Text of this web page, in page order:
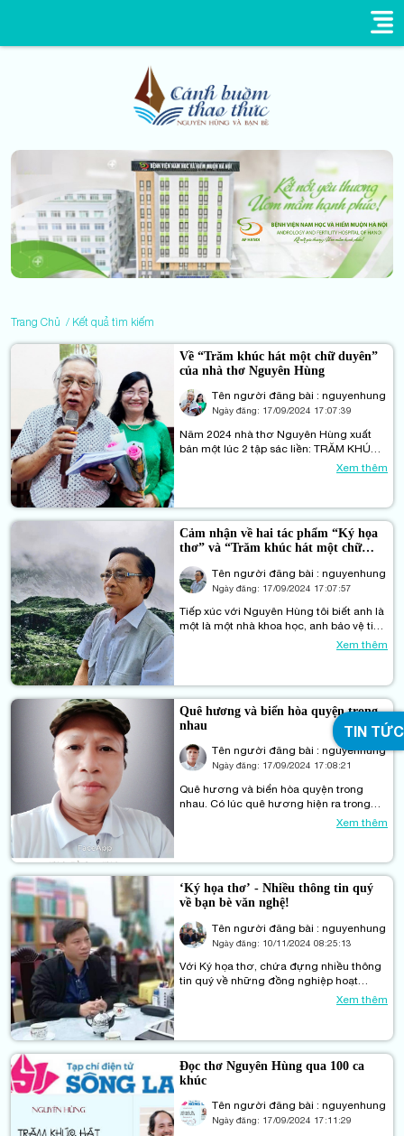
TIN TỨC
Trang Chủ Kết quả tìm kiếm
Về “Trăm khúc hát một chữ duyên”
của nhà thơ Nguyên Hùng
Tên người đăng bài : nguyenhung
Ngày đăng: 17/09/2024 17:07:39
Năm 2024 nhà thơ Nguyên Hùng xuất
bản một lúc 2 tập sác liền: TRĂM KHÚC
HÁT MỘT CHỮ DUYÊN và KÝ HOẠ THƠ.
Cả hai tập thơ đều tạo được tiếng vang
quan tâm. TRĂM KHÚC HÁT MỘT CHỮ
DUYÊN là tập thơ – nhạc gồm 81 ca khúc
của các nhạc sĩ phổ thơ anh.
Xem thêm
Cảm nhận về hai tác phẩm “Ký họa
thơ” và “Trăm khúc hát một chữ
Tên người đăng bài : nguyenhung
Ngày đăng: 17/09/2024 17:07:57
Tiếp xúc với Nguyên Hùng tôi biết anh là
một là một nhà khoa học, anh bảo vệ tiến
sỹ tại Liên bang Nga và đã có thời gian
nhận và đọc hai tác phâm “Ký họa thơ”
và “Trăm khúc hát một chữ duyên”, tôi
đã ngạc nhiên.
Xem thêm
Quê hương và biển hòa quyện trong
nhau
Tên người đăng bài : nguyenhung
Ngày đăng: 17/09/2024 17:08:21
Quê hương và biển hòa quyện trong
nhau. Có lúc quê hương hiện ra trong
từng con sóng, cánh buồm, hình ảnh
người dân ăn sóng nói gió hào hùng bi
những bông hoa rất đỗi bình thường mà
người ta ít chú ý và hay lãng quên. Hình
ảnh hoa khoai lang bên bờ biển Đông dữ
dội và bình yên sao mà ấn tượng, ám
ảnh vậy!
Xem thêm
‘Ký họa thơ’ - Nhiều thông tin quý
về bạn bè văn nghệ!
Tên người đăng bài : nguyenhung
Ngày đăng: 10/11/2024 08:25:13
Với Ký họa thơ, chứa đựng nhiều thông
tin quý về những đồng nghiệp hoạt
động trong lĩnh vực nghệ thuật, vănXem thêm
Đọc thơ Nguyên Hùng qua 100 ca
khúc
Tên người đăng bài : nguyenhung
Ngày đăng: 17/09/2024 17:11:29